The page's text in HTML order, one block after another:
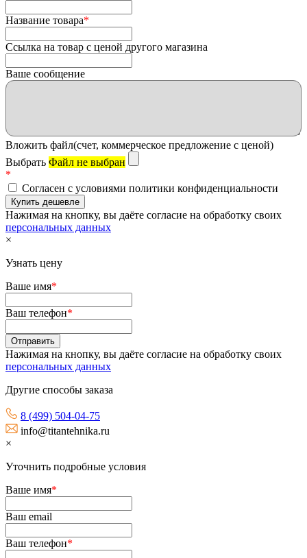
Название товара*
Ссылка на товар с ценой другого магазина
Ваше сообщение
Вложить файл(счет, коммерческое предложение с ценой)
Выбрать Файл не выбран
*
Согласен с условиями политики конфиденциальности
Нажимая на кнопку, вы даёте согласие на обработку своих
персональных данных
×
Узнать цену
Ваше имя*
Ваш телефон*
Нажимая на кнопку, вы даёте согласие на обработку своих
персональных данных
Другие способы заказа
8 (499) 504-04-75
info@titantehnika.ru
×
Уточнить подробные условия
Ваше имя*
Ваш email
Ваш телефон*